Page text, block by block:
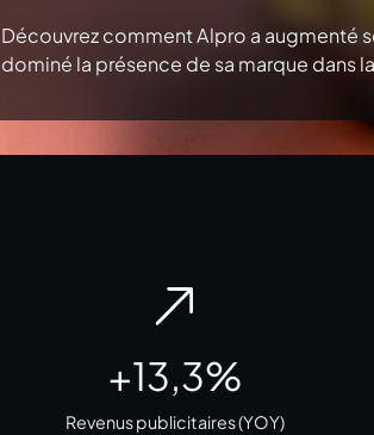
Découvrez comment Alpro a augmenté
dominé la présence de sa marque dans
+13,3%
Revenus publicitaires (YOY)